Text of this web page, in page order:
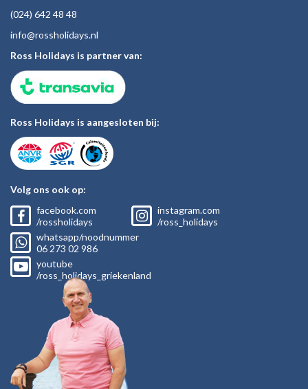
(024) 642 48 48
info@rossholidays.nl
Ross Holidays is partner van:
Ross Holidays is aangesloten bij:
Volg ons ook op:
facebook.com
/rossholidays
instagram.com
/ross_holidays
whatsapp/noodnummer
06 273 02 986
youtube
/ross_holidays_griekenland